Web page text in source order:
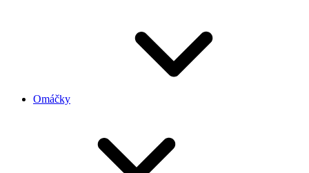
Omáčky